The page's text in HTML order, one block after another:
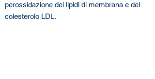
perossidazione dei lipidi di membrana e del
colesterolo LDL.